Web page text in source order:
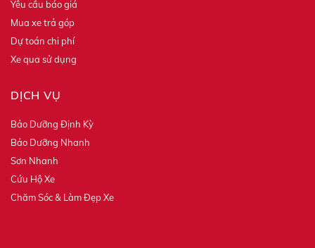
Yêu cầu báo giá
Mua xe trả góp
Dự toán chi phí
Xe qua sử dụng
DỊCH VỤ
Bảo Dưỡng Định Kỳ
Bảo Dưỡng Nhanh
Sơn Nhanh
Cứu Hộ Xe
Chăm Sóc & Làm Đẹp Xe